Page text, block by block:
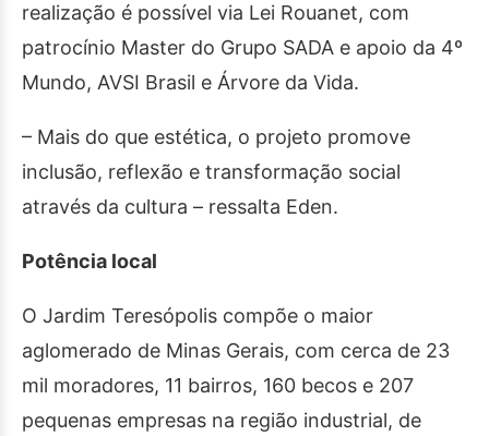
realização é possível via Lei Rouanet, com
patrocínio Master do Grupo SADA e apoio da 4º
Mundo, AVSI Brasil e Árvore da Vida.
– Mais do que estética, o projeto promove
inclusão, reflexão e transformação social
através da cultura – ressalta Eden.
Potência local
O Jardim Teresópolis compõe o maior
aglomerado de Minas Gerais, com cerca de 23
mil moradores, 11 bairros, 160 becos e 207
pequenas empresas na região industrial, de